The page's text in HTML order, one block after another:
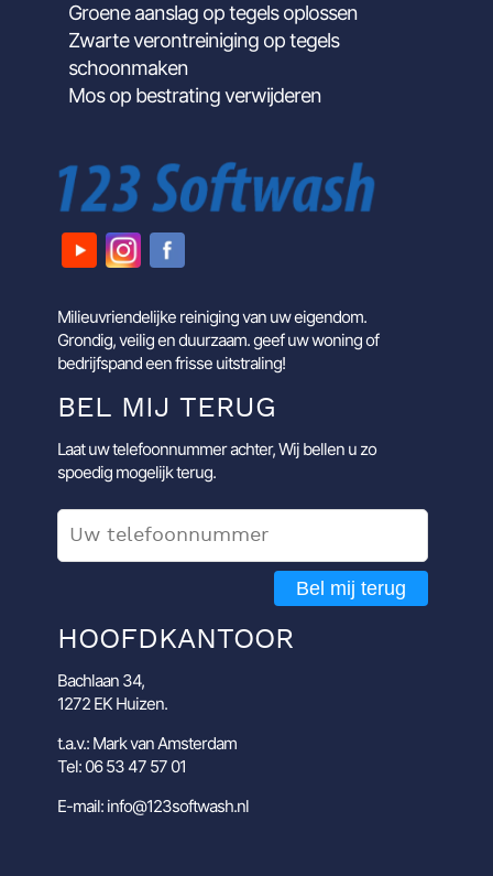
Groene aanslag op tegels oplossen
Zwarte verontreiniging op tegels
schoonmaken
Mos op bestrating verwijderen
Milieuvriendelijke reiniging van uw eigendom.
Grondig, veilig en duurzaam. geef uw woning of
bedrijfspand een frisse uitstraling!
BEL MIJ TERUG
Laat uw telefoonnummer achter, Wij bellen u zo
spoedig mogelijk terug.
Bel mij terug
HOOFDKANTOOR
Bachlaan 34,
1272 EK Huizen.
t.a.v.: Mark van Amsterdam
Tel: 06 53 47 57 01
E-mail: info@123softwash.nl